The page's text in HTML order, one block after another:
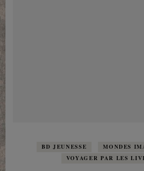
BD JEUNESSE
MONDES
VOYAGER PAR LES